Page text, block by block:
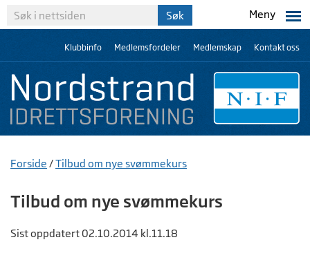
Meny
Klubbinfo Medlemsfordeler Medlemskap Kontakt oss
Forside /Tilbud om nye svømmekurs
Tilbud om nye svømmekurs
Sist oppdatert 02.10.2014 kl.11.18